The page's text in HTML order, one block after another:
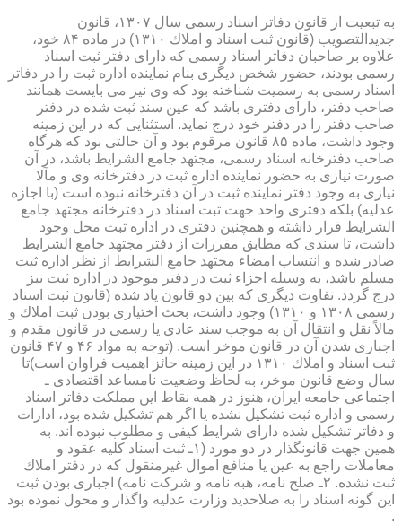
به تبعیت از قانون دفاتر اسناد رسمی سال ۱۳۰۷، قانون
جدیدالتصویب (قانون ثبت اسناد و املاك ۱۳۱۰) در ماده ۸۴ خود،
علاوه بر صاحبان دفاتر اسناد رسمی كه دارای دفتر ثبت اسناد
رسمی بودند، حضور شخص دیگری بنام نماینده اداره ثبت را در دفاتر
اسناد رسمی به رسمیت شناخته بود كه وی نیز می بایست همانند
صاحب دفتر، دارای دفتری باشد كه عین سند ثبت شده در دفتر
صاحب دفتر را در دفتر خود درج نماید. استثنایی كه در این زمینه
وجود داشت، ماده ۸۵ قانون مرقوم بود و آن حالتی بود كه هرگاه
صاحب دفترخانه اسناد رسمی، مجتهد جامع الشرایط باشد، در آن
صورت نیازی به حضور نماینده اداره ثبت در دفترخانه وی و مآلا
نیازی به وجود دفتر نماینده ثبت در آن دفترخانه نبوده است (با اجازه
عدلیه) بلكه دفتری واحد جهت ثبت اسناد در دفترخانه مجتهد جامع
الشرایط قرار داشته و همچنین دفتری در اداره ثبت محل وجود
داشت، تا سندی كه مطابق مقررات از دفتر مجتهد جامع الشرایط
صادر شده و انتساب امضاء مجتهد جامع الشرایط از نظر اداره ثبت
مسلم باشد، به وسیله اجزاء ثبت در دفتر موجود در اداره ثبت نیز
درج گردد. تفاوت دیگری كه بین دو قانون یاد شده (قانون ثبت اسناد
رسمی ۱۳۰۸ و ۱۳۱۰) وجود داشت، بحث اختیاری بودن ثبت املاك و
مالاً نقل و انتقال آن به موجب سند عادی یا رسمی در قانون مقدم و
اجباری شدن آن در قانون موخر است. (توجه به مواد ۴۶ و ۴۷ قانون
ثبت اسناد و املاك ۱۳۱۰ در این زمینه حائز اهمیت فراوان است)تا
سال وضع قانون موخر، به لحاظ وضعیت نامساعد اقتصادی ـ
اجتماعی جامعه ایران، هنوز در همه نقاط این مملكت دفاتر اسناد
رسمی و اداره ثبت تشكیل نشده یا اگر هم تشكیل شده بود، ادارات
و دفاتر تشكیل شده دارای شرایط كیفی و مطلوب نبوده اند. به
همین جهت قانونگذار در دو مورد (۱ـ ثبت اسناد كلیه عقود و
معاملات راجع به عین یا منافع اموال غیرمنقول كه در دفتر املاك
ثبت نشده. ۲ـ صلح نامه، هبه نامه و شركت نامه) اجباری بودن ثبت
این گونه اسناد را به صلاحدید وزارت عدلیه واگذار و محول نموده بود
.